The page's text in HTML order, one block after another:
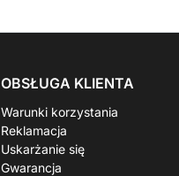
OBSŁUGA KLIENTA
Warunki korzystania
Reklamacja
Uskarżanie się
Gwarancja